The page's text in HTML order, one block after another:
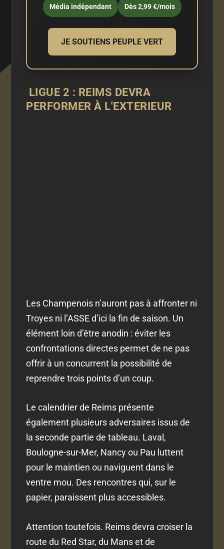
Média indépendant Dès 2,99 €/mois
JE SOUTIENS PEUPLE VERT
LIGUE 2 : REIMS DEVRA
PERFORMER À L'EXTERIEUR
Les Champenois n’auront pas à affronter ni
Troyes ni l’ASSE d’ici la fin de saison. Un
élément loin d’être anodin : éviter les
confrontations directes permet de ne pas
offrir à un concurrent la possibilité de
reprendre trois points d’un coup.
Le calendrier de Reims présente
également plusieurs adversaires issus de
la seconde partie de tableau. Laval,
Boulogne-sur-Mer, Nancy ou Pau luttent
pour le maintien ou naviguent dans le
ventre mou. Des rencontres qui, sur le
papier, paraissent plus accessibles.
Attention toutefois. Reims devra croiser la
route du Red Star, du Mans et de